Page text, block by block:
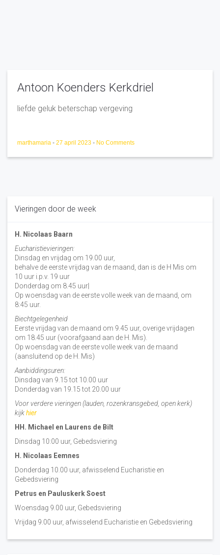
Antoon Koenders Kerkdriel
liefde geluk beterschap vergeving
marthamaria - 27 april 2023 - No Comments
Vieringen door de week
H. Nicolaas Baarn
Eucharistievieringen:
Dinsdag en vrijdag om 19.00 uur,
behalve de eerste vrijdag van de maand, dan is de H Mis om
10 uur i.p.v. 19 uur
Donderdag om 8.45 uur|
Op woensdag van de eerste volle week van de maand, om
8:45 uur.
Biechtgelegenheid
Eerste vrijdag van de maand om 9.45 uur, overige vrijdagen
om 18.45 uur (voorafgaand aan de H. Mis).
Op woensdag van de eerste volle week van de maand
(aansluitend op de H. Mis)
Aanbiddingsuren:
Dinsdag van 9.15 tot 10.00 uur
Donderdag van 19.15 tot 20.00 uur
Voor verdere vieringen (lauden, rozenkransgebed, open kerk)
kijkhier
HH. Michael en Laurens de Bilt
Dinsdag 10:00 uur, Gebedsviering
H. Nicolaas Eemnes
Donderdag 10.00 uur, afwisselend Eucharistie en
Gebedsviering
Petrus en Pauluskerk Soest
Woensdag 9.00 uur, Gebedsviering
Vrijdag 9.00 uur, afwisselend Eucharistie en Gebedsviering